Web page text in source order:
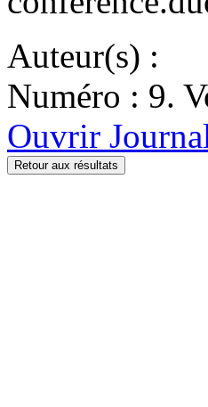
Auteur(s) :
Numéro : 9.
Ouvrir
Retour aux résultats